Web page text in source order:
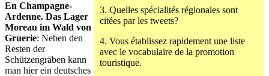
3. Quelles spécialités régionales sont
citées par les tweets?
4. Vous établissez rapidement une liste
avec le vocabulaire de la promotion
touristique.
En Champagne-
Ardenne. Das Lager
Moreau im Wald von
Gruerie: Neben den
Resten der
Schützengräben kann
man hier ein deutsches